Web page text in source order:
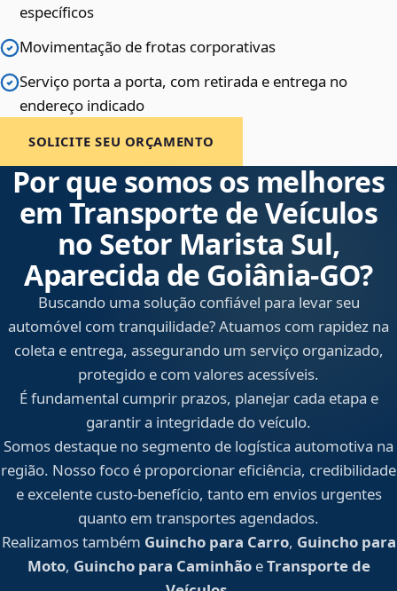
específicos
Movimentação de frotas corporativas
Serviço porta a porta, com retirada e entrega no
endereço indicado
SOLICITE SEU ORÇAMENTO
Por que somos os melhores
em Transporte de Veículos
no Setor Marista Sul,
Aparecida de Goiânia‑GO?
Buscando uma solução confiável para levar seu
automóvel com tranquilidade? Atuamos com rapidez na
coleta e entrega, assegurando um serviço organizado,
protegido e com valores acessíveis.
É fundamental cumprir prazos, planejar cada etapa e
garantir a integridade do veículo.
Somos destaque no segmento de logística automotiva na
região. Nosso foco é proporcionar eficiência, credibilidade
e excelente custo-benefício, tanto em envios urgentes
quanto em transportes agendados.
Realizamos também Guincho para Carro, Guincho para
Moto, Guincho para CaminhãoeTransporte de